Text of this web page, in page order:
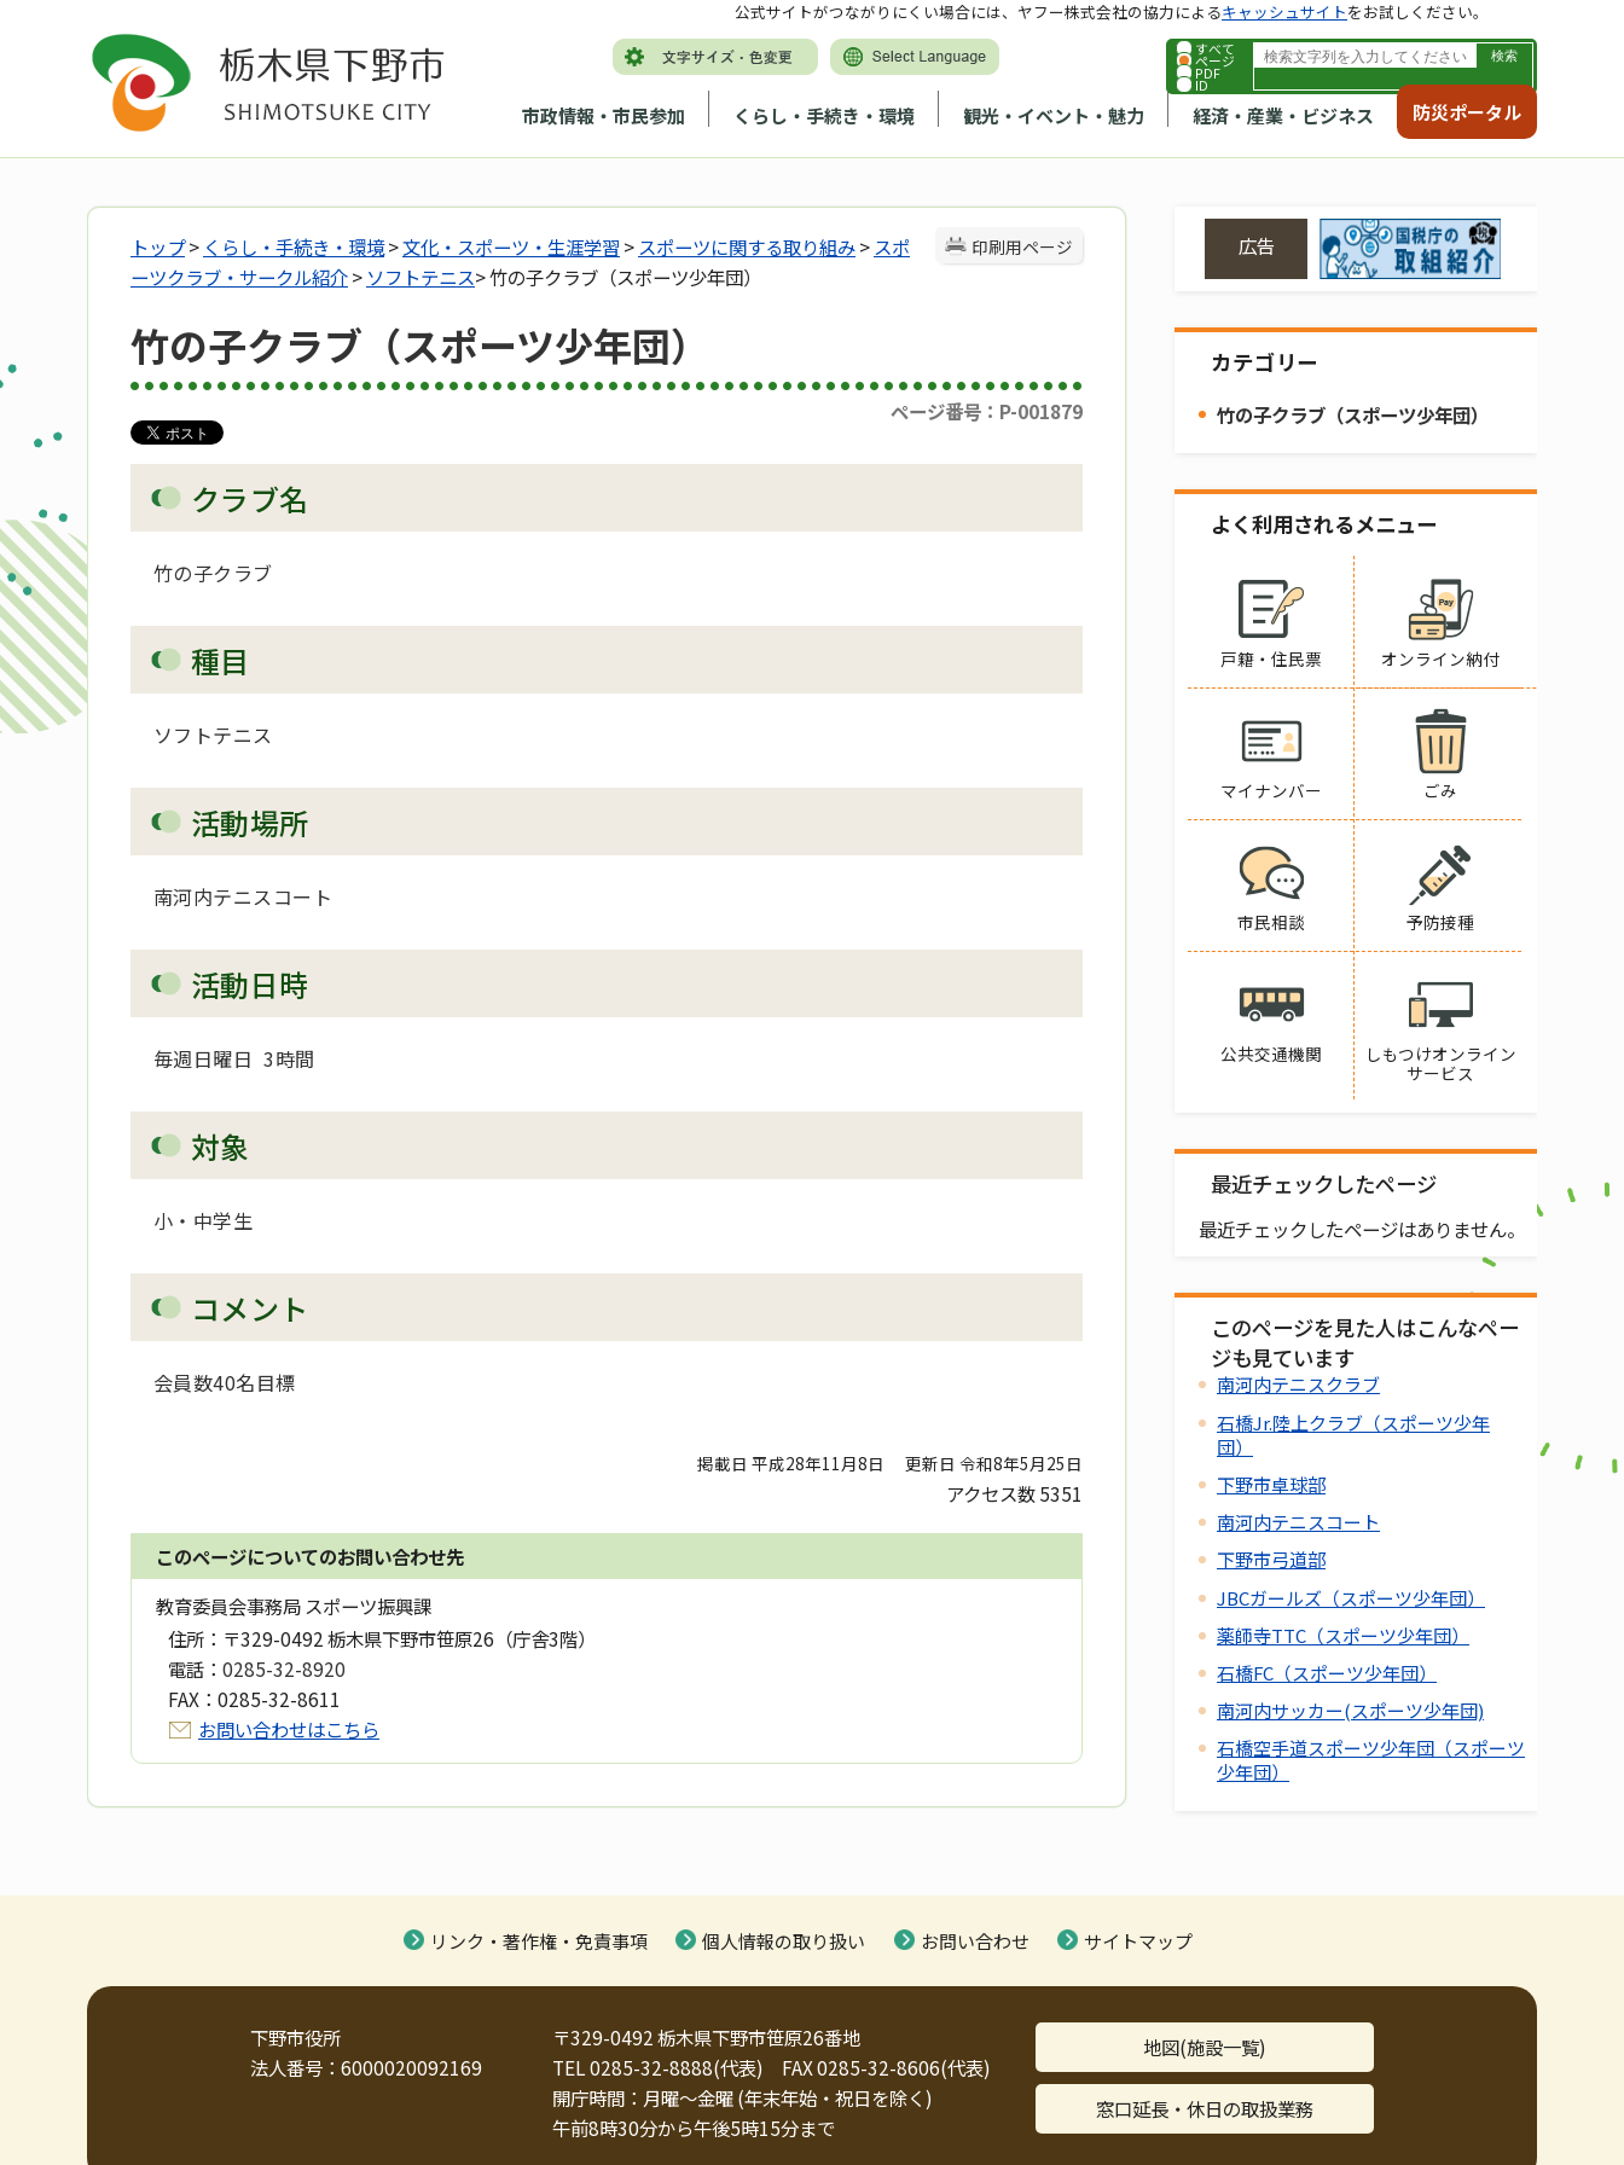
すべて
ページ
PDF
ID
市政情報・市民参加 くらし・手続き・環境 観光・イベント・魅力 経済・産業・ビジネス 防災ポータル
公式サイトがつながりにくい場合には、ヤフー株式会社の協力によるキャッシュサイトをお試しください。
印刷用ページ
トップ> くらし・手続き・環境>文化・スポーツ・生涯学習 > スポーツに関する取り組み> スポ
ーツクラブ・サークル紹介> ソフトテニス> 竹の子クラブ（スポーツ少年団）
竹の子クラブ（スポーツ少年団）
ページ番号：P-001879
クラブ名
竹の子クラブ
種目
ソフトテニス
活動場所
南河内テニスコート
活動日時
毎週日曜日 3時間
対象
小・中学生
コメント
会員数40名目標
掲載日 平成28年11月8日 更新日 令和8年5月25日
アクセス数5351
このページについてのお問い合わせ先
教育委員会事務局 スポーツ振興課
住所： 〒329-0492 栃木県下野市笹原26（庁舎3階）
電話： 0285-32-8920
FAX： 0285-32-8611
お問い合わせはこちら
広告
カテゴリー
竹の子クラブ（スポーツ少年団）
よく利用されるメニュー
戸籍・住民票 オンライン納付
マイナンバー ごみ
市民相談 予防接種
公共交通機関
しもつけオンライン
サービス
最近チェックしたページ
最近チェックしたページはありません。
このページを見た人はこんなペー
ジも見ています
南河内テニスクラブ
石橋Jr.陸上クラブ（スポーツ少年
団）
下野市卓球部
南河内テニスコート
下野市弓道部
JBCガールズ（スポーツ少年団）
薬師寺TTC（スポーツ少年団）
石橋FC（スポーツ少年団）
南河内サッカー(スポーツ少年団)
石橋空手道スポーツ少年団（スポーツ
少年団）
リンク・著作権・免責事項 個人情報の取り扱い お問い合わせ サイトマップ
下野市役所
法人番号：6000020092169
〒329-0492 栃木県下野市笹原26番地
TEL 0285-32-8888(代表) FAX 0285-32-8606(代表)
開庁時間：月曜～金曜 (年末年始・祝日を除く)
午前8時30分から午後5時15分まで
地図(施設一覧)
窓口延長・休日の取扱業務